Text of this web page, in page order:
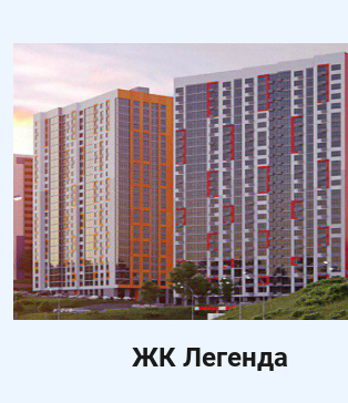
ЖК Легенда